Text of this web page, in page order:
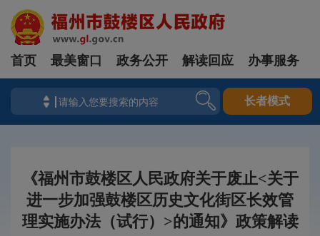
首页 最美窗口 政务公开 解读回应 办事服务
长者模式
《福州市鼓楼区人民政府关于废止<关于
进一步加强鼓楼区历史文化街区长效管
理实施办法（试行）>的通知》政策解读